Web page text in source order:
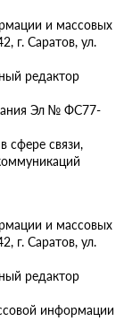
и массовых
г. Саратов, ул.
редактор
Эл № ФС77-
сфере связи,
и массовых
г. Саратов, ул.
редактор
информации